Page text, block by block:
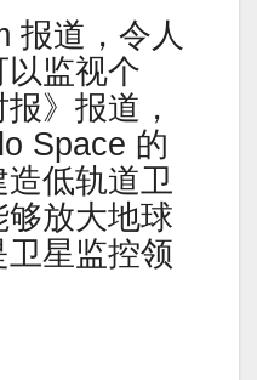
报道，令人
以监视个
》报道，
Space 的
低轨道卫
放大地球
卫星监控领